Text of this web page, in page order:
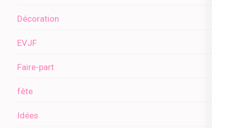
Décoration
EVJF
Faire-part
fête
Idées